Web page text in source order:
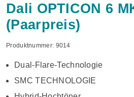
Dali OPTICON 6
(Paarpreis)
Produktnummer: 9014
Dual-Flare-Technologie
SMC TECHNOLOGIE